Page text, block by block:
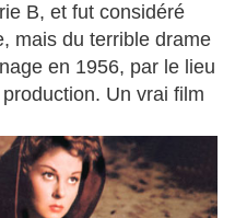
B, et fut considéré
mais du terrible drame
en 1956, par le lieu
Un vrai film